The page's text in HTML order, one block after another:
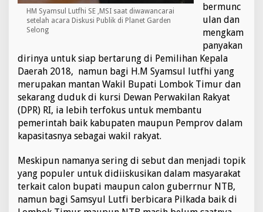
a
D
P
a
a
B
i
c
a
r
k
a
n
P
i
HM Syamsul Lutfhi SE ,MSI saat diwawancarai
setelah acara Diskusi Publik di Planet Garden
Selong
bermunc
ulan dan
mengkam
panyakan
dirinya untuk siap bertarung di Pemilihan Kepala
Daerah 2018, namun bagi H.M Syamsul lutfhi yang
merupakan mantan Wakil Bupati Lombok Timur dan
sekarang duduk di kursi Dewan Perwakilan Rakyat
(DPR) RI, ia lebih terfokus untuk membantu
pemerintah baik kabupaten maupun Pemprov dalam
kapasitasnya sebagai wakil rakyat.
Meskipun namanya sering di sebut dan menjadi topik
yang populer untuk didiiskusikan dalam masyarakat
terkait calon bupati maupun calon guberrnur NTB,
namun bagi Samsyul Lutfi berbicara Pilkada baik di